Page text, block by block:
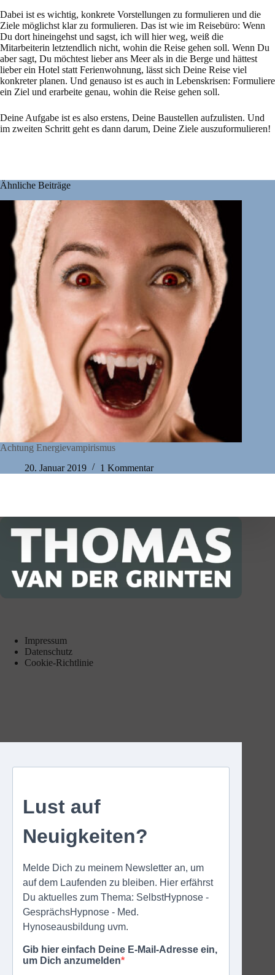
Dabei ist es wichtig, konkrete Vorstellungen zu formulieren und die
Ziele möglichst klar zu formulieren. Das ist wie im Reisebüro: Wenn
Du dort hineingehst und sagst, ich will hier weg, weiß die
Mitarbeiterin letztendlich nicht, wohin die Reise gehen soll. Wenn Du
aber sagt, Du möchtest lieber ans Meer als in die Berge und hättest
lieber ein Hotel statt Ferienwohnung, lässt sich Deine Reise viel
konkreter planen. Und genauso ist es auch in Lebenskrisen: Formuliere
ein Ziel und erarbeite genau, wohin die Reise gehen soll.
Deine Aufgabe ist es also erstens, Deine Baustellen aufzulisten. Und
im zweiten Schritt geht es dann darum, Deine Ziele auszuformulieren!
Ähnliche Beiträge
Achtung Energievampirismus
20. Januar 2019
1 Kommentar
Impressum
Datenschutz
Cookie-Richtlinie